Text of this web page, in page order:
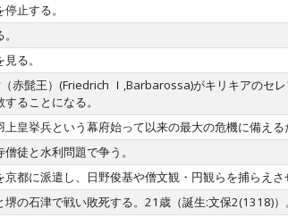
止する。
る。
赤髭王）(Friedrich Ｉ,Barbarossa)がキリキアのセ
ることになる。
皇挙兵という幕府始って以来の最大の危機に備え
徒と水利問題で争う。
都に派遣し、日野俊基や僧文観・円観らを捕らえさ
の石津で戦い敗死する。21歳（誕生:文保2(1318)）。